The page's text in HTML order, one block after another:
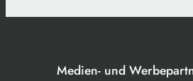
Medien- und